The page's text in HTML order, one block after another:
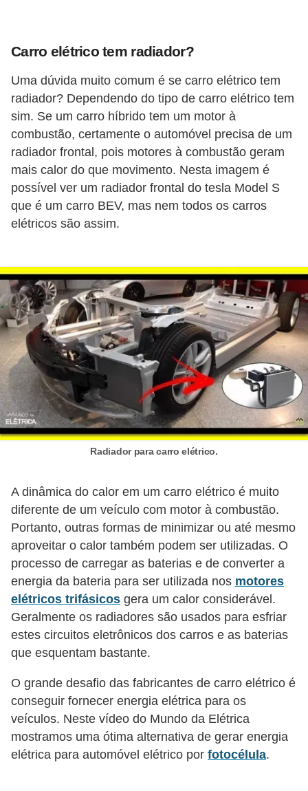
Carro elétrico tem radiador?
Uma dúvida muito comum é se carro elétrico tem
radiador? Dependendo do tipo de carro elétrico tem
sim. Se um carro híbrido tem um motor à
combustão, certamente o automóvel precisa de um
radiador frontal, pois motores à combustão geram
mais calor do que movimento. Nesta imagem é
possível ver um radiador frontal do tesla Model S
que é um carro BEV, mas nem todos os carros
elétricos são assim.
Radiador para carro elétrico.
A dinâmica do calor em um carro elétrico é muito
diferente de um veículo com motor à combustão.
Portanto, outras formas de minimizar ou até mesmo
aproveitar o calor também podem ser utilizadas. O
processo de carregar as baterias e de converter a
energia da bateria para ser utilizada nos motores
elétricos trifásicos gera um calor considerável.
Geralmente os radiadores são usados para esfriar
estes circuitos eletrônicos dos carros e as baterias
que esquentam bastante.
O grande desafio das fabricantes de carro elétrico é
conseguir fornecer energia elétrica para os
veículos. Neste vídeo do Mundo da Elétrica
mostramos uma ótima alternativa de gerar energia
elétrica para automóvel elétrico por fotocélula.
d
e
n
c
i
a
l
s
t
r
u
m
e
n
t
o
m
e
d
i
ç
ã
o
r
o
j
e